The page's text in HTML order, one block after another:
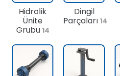
Hidrolik
Ünite
Grubu 14
Dingil
Parçaları 14